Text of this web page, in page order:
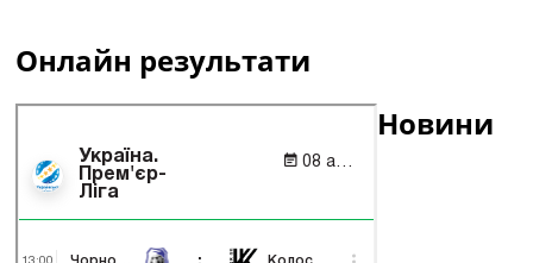
Онлайн результати
Новини